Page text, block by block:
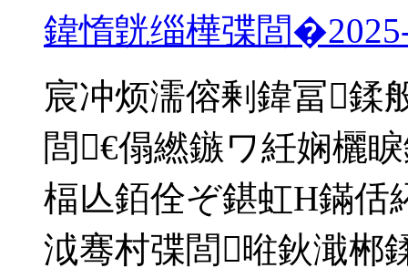
鍏惰皝缁樺弽閭�
宸冲烦濡傛剰鍏冨鍒
閭€傝繎鏃ワ紝娴欐
楅亾銆佺ぞ鍖虹Н鏋佸
泧骞村弽閭暀鈥濈